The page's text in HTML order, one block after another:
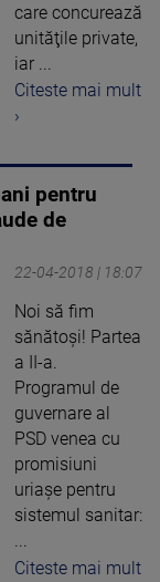
care concurează
unităţile private,
iar ...
Citeste mai mult
›
pentru
de
22-04-2018 | 18:07
Noi să fim
sănătoşi! Partea
a II-a.
Programul de
guvernare al
PSD venea cu
promisiuni
uriaşe pentru
sistemul sanitar:
...
Citeste mai mult